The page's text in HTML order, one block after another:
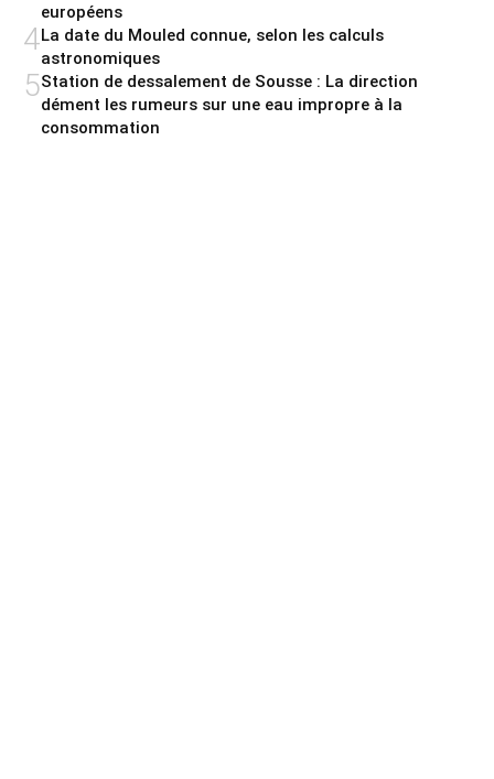
européens
4La date du Mouled connue, selon les calculs
astronomiques
5Station de dessalement de Sousse : La direction
dément les rumeurs sur une eau impropre à la
consommation